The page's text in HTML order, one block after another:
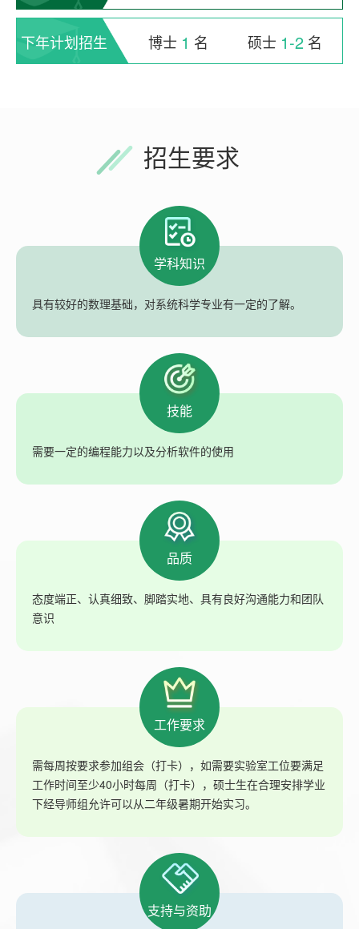
下年计划招生 博士 1 名 硕士 1-2 名
招生要求
学科知识
具有较好的数理基础，对系统科学专业有一定的了解。
技能
需要一定的编程能力以及分析软件的使用
品质
态度端正、认真细致、脚踏实地、具有良好沟通能力和团队
意识
工作要求
需每周按要求参加组会（打卡），如需要实验室工位要满足
工作时间至少40小时每周（打卡），硕士生在合理安排学业
下经导师组允许可以从二年级暑期开始实习。
支持与资助